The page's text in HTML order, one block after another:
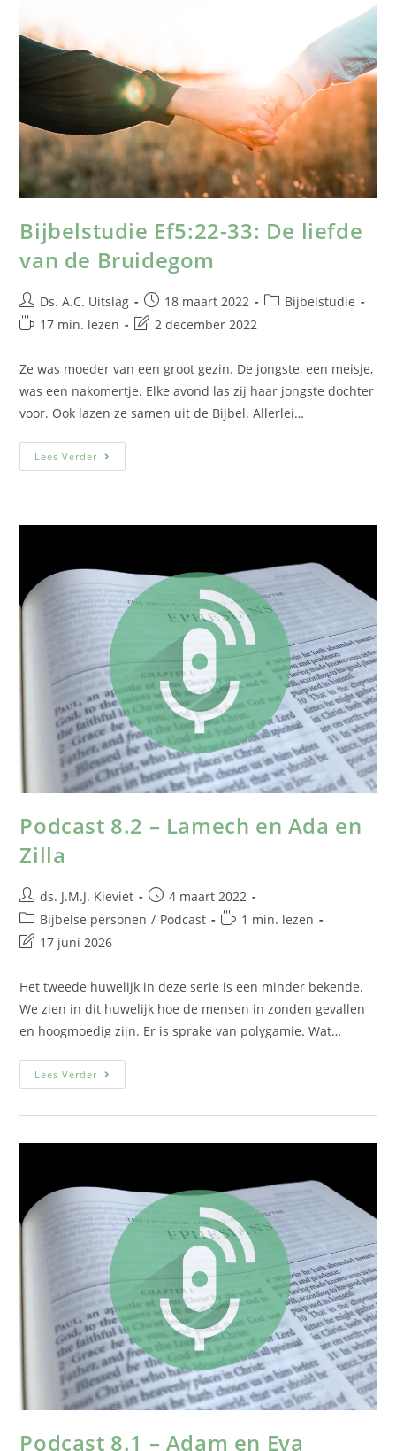
Bijbelstudie Ef5:22-33: De liefde
van de Bruidegom
Ds. A.C. Uitslag 18 maart 2022
Bijbelstudie
17 min. lezen
2 december 2022
Ze was moeder van een groot gezin. De jongste, een meisje,
was een nakomertje. Elke avond las zij haar jongste dochter
voor. Ook lazen ze samen uit de Bijbel. Allerlei…
Lees Verder
Podcast 8.2 – Lamech en Ada en
Zilla
ds. J.M.J. Kieviet
4 maart 2022
Bijbelse personen / Podcast
1 min. lezen
17 juni 2026
Het tweede huwelijk in deze serie is een minder bekende.
We zien in dit huwelijk hoe de mensen in zonden gevallen
en hoogmoedig zijn. Er is sprake van polygamie. Wat…
Lees Verder
Podcast 8.1 – Adam en Eva